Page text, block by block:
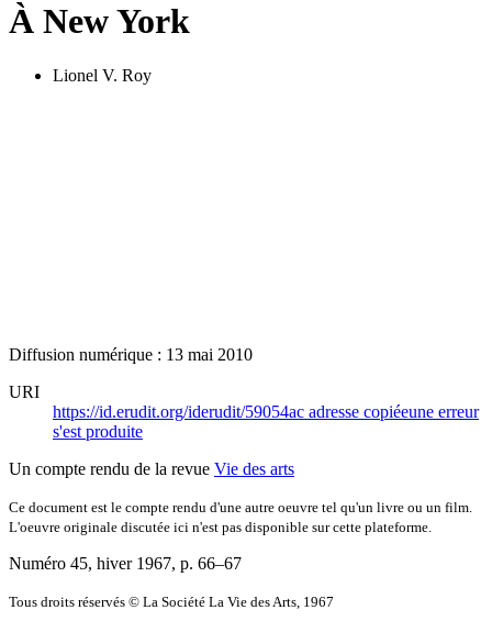
À New York
Lionel V. Roy
Diffusion numérique : 13 mai 2010
URI
https://id.erudit.org/iderudit/59054ac adresse copiéeune erreur
s'est produite
Un compte rendu de la revue Vie des arts
Ce document est le compte rendu d'une autre oeuvre tel qu'un livre ou un film.
L'oeuvre originale discutée ici n'est pas disponible sur cette plateforme.
Numéro 45, hiver 1967, p. 66–67
Tous droits réservés © La Société La Vie des Arts, 1967